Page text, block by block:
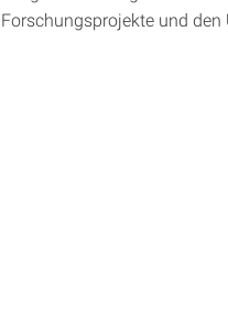
Forschungsprojekte und